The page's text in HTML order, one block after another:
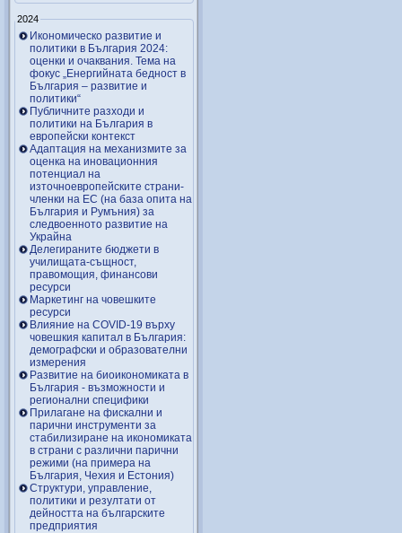
2024
Икономическо развитие и
политики в България 2024:
оценки и очаквания. Тема на
фокус „Енергийната бедност в
България – развитие и
политики“
Публичните разходи и
политики на България в
европейски контекст
Адаптация на механизмите за
оценка на иновационния
потенциал на
източноевропейските страни-
членки на ЕС (на база опита на
България и Румъния) за
следвоенното развитие на
Украйна
Делегираните бюджети в
училищата-същност,
правомощия, финансови
ресурси
Маркетинг на човешките
ресурси
Влияние на COVID-19 върху
човешкия капитал в България:
демографски и образователни
измерения
Развитие на биоикономиката в
България - възможности и
регионални специфики
Прилагане на фискални и
парични инструменти за
стабилизиране на икономиката
в страни с различни парични
режими (на примера на
България, Чехия и Естония)
Структури, управление,
политики и резултати от
дейността на българските
предприятия